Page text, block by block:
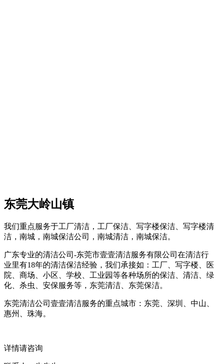
东莞大岭山镇
我们重点服务于工厂清洁，工厂保洁、写字楼保洁、写字楼清
洁，南城，南城保洁公司，南城清洁，南城保洁。
广东专业的清洁公司-东莞市壹壹清洁服务有限公司在清洁行
业里有18年的清洁保洁经验，我们承接如：工厂、写字楼、医
院、商场、小区、学校、工业园等各种场所的保洁、清洁、绿
化、杀虫、安保服务等，东莞清洁、东莞保洁。
东莞清洁公司壹壹清洁服务的重点城市：东莞、深圳、中山、
惠州、珠海。
详情请咨询